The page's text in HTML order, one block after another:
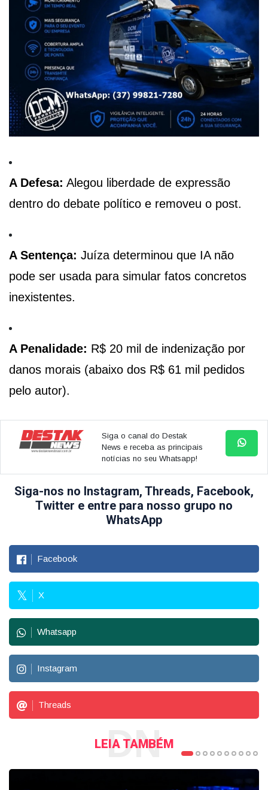
A Defesa: Alegou liberdade de expressão
dentro do debate político e removeu o post.
A Sentença: Juíza determinou que IA não
pode ser usada para simular fatos concretos
inexistentes.
A Penalidade: R$ 20 mil de indenização por
danos morais (abaixo dos R$ 61 mil pedidos
pelo autor).
Siga o canal do Destak
News e receba as principais
notícias no seu Whatsapp!
Siga-nos no Instagram, Threads, Facebook,
Twitter e entre para nosso grupo no
WhatsApp
Facebook
X
Whatsapp
Instagram
Threads
LEIA TAMBÉM
DN